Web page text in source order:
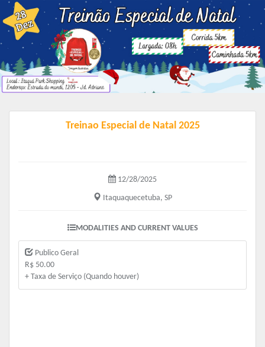
Treinao Especial de Natal 2025
12/28/2025
Itaquaquecetuba, SP
MODALITIES AND CURRENT VALUES
Publico Geral
R$ 50.00
+ Taxa de Serviço (Quando houver)